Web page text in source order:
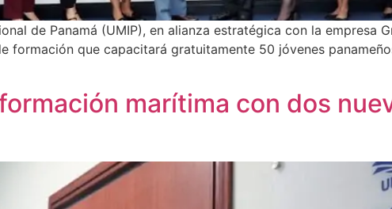
de Panamá (UMIP), en alianza estratégica con la empresa
formación que capacitará gratuitamente 50 jóvenes
marítima con dos